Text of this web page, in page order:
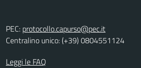
PEC: protocollo.capurso@pec.it
Centralino unico: (+39) 0804551124
Leggi le FAQ